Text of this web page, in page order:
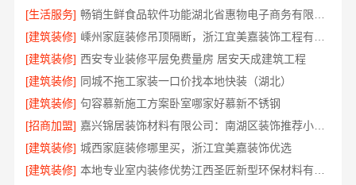
[生活服务]
[建筑装修]
[建筑装修] 西安专业装修平层免费量房 居安天成建筑工程
[建筑装修] 同城不拖工家装一口价找本地快装（湖北）
[建筑装修] 句容慕新施工方案卧室哪家好慕新不锈钢
[招商加盟]
嘉兴锦居装饰材料有限公司：南湖区装饰推荐小户型
[建筑装修] 城西家庭装修哪里买，浙江宜美嘉装饰优选
[建筑装修]